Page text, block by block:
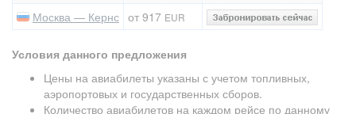
Москва — Кернс от 917 EUR
Условия данного предложения
Цены на авиабилеты указаны с учетом топливных,
аэропортовых и государственных сборов.
Количество авиабилетов на каждом рейсе по данному